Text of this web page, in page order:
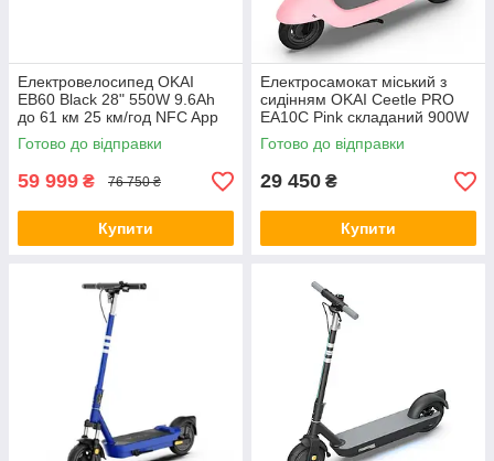
Електровелосипед OKAI
EB60 Black 28" 550W 9.6Ah
до 61 км 25 км/год NFC App
гідравлічні гальма LED
дисплей
Готово до відправки
59 999 ₴ 76 750 ₴
Купити
Електросамокат міський з
сидінням OKAI Ceetle PRO
EA10C Pink складаний 900W
батарея 10.4Ah пробіг до 55
км NFC App до 100кг
Готово до відправки
29 450 ₴
Купити